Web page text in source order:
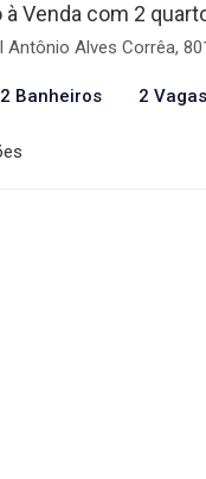
Venda com 2
Alves Corrêa, 801 -
2 Banheiros 2 Vagas